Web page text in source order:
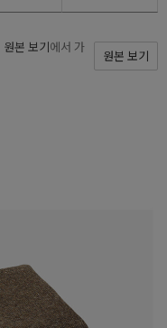
원본 보기 에서 가
원본 보기